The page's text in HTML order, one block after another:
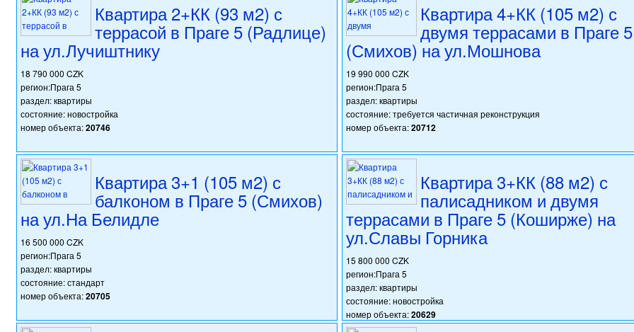
Квартира 2+КК (93 м2) с
террасой в Праге 5 (Радлице)
на ул.Лучиштнику
18 790 000 CZK
регион:Прага 5
раздел: квартиры
состояние: новостройка
номер объекта:20746
Квартира 4+КК (105 м2) с
двумя террасами в Праге 5
(Смихов) на ул.Мошнова
19 990 000 CZK
регион:Прага 5
раздел: квартиры
состояние: требуется частичная реконструкция
номер объекта:20712
Квартира 3+1 (105 м2) с
балконом в Праге 5 (Смихов)
на ул.На Белидле
16 500 000 CZK
регион:Прага 5
раздел: квартиры
состояние: стандарт
номер объекта:20705
Квартира 3+КК (88 м2) с
палисадником и двумя
террасами в Праге 5 (Коширже) на
ул.Славы Горника
15 800 000 CZK
регион:Прага 5
раздел: квартиры
состояние: новостройка
номер объекта:20629